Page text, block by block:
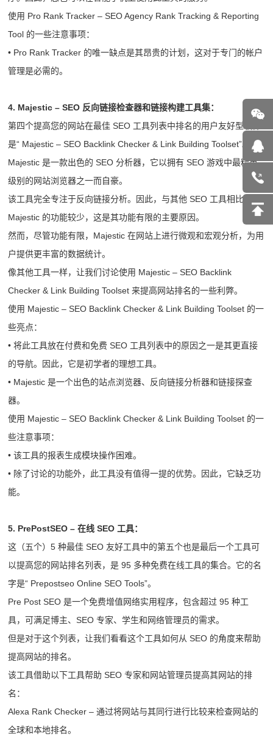
使用 Pro Rank Tracker – SEO Agency Rank Tracking & Reporting
Tool 的一些注意事项：
• Pro Rank Tracker 的唯一缺点是其昂贵的计划，这对于专门的帐户
管理是必需的。
4. Majestic – SEO 反向链接检查器和链接构建工具集：
第四个提高您的网站在最佳 SEO 工具列表中排名的用户友好型软件
是“ Majestic – SEO Backlink Checker & Link Building Toolset”。
Majestic 是一款出色的 SEO 分析器，它以拥有 SEO 游戏中最精英
级别的网站浏览器之一而自豪。
该工具完全专注于反向链接分析。因此，与其他 SEO 工具相比，
Majestic 的功能较少，这是其功能有限的主要原因。
然而，尽管功能有限，Majestic 在网站上进行微观和宏观分析，为用
户提供更丰富的数据统计。
像其他工具一样，让我们讨论使用 Majestic – SEO Backlink
Checker & Link Building Toolset 来提高网站排名的一些利弊。
使用 Majestic – SEO Backlink Checker & Link Building Toolset 的一
些亮点：
• 将此工具放在付费和免费 SEO 工具列表中的原因之一是其更直接
的导航。因此，它是初学者的理想工具。
• Majestic 是一个出色的站点浏览器、反向链接分析器和链接探查
器。
使用 Majestic – SEO Backlink Checker & Link Building Toolset 的一
些注意事项：
• 该工具的报表生成模块操作困难。
• 除了讨论的功能外，此工具没有值得一提的优势。因此，它缺乏功
能。
5. PrePostSEO – 在线 SEO 工具：
这（五个）5 种最佳 SEO 友好工具中的第五个也是最后一个工具可
以提高您的网站排名列表，是 95 多种免费在线工具的集合。它的名
字是“ Prepostseo Online SEO Tools”。
Pre Post SEO 是一个免费增值网络实用程序，包含超过 95 种工
具，可满足博主、SEO 专家、学生和网络管理员的需求。
但是对于这个列表，让我们看看这个工具如何从 SEO 的角度来帮助
提高网站的排名。
该工具借助以下工具帮助 SEO 专家和网站管理员提高其网站的排
名：
Alexa Rank Checker – 通过将网站与其同行进行比较来检查网站的
全球和本地排名。